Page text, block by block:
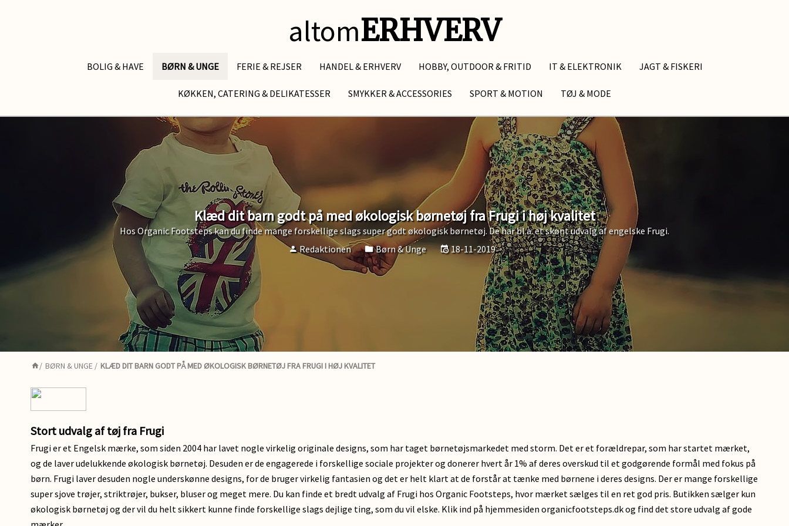
altomERHVERV
BOLIG & HAVE BØRN & UNGE FERIE & REJSER HANDEL & ERHVERV HOBBY, OUTDOOR & FRITID IT & ELEKTRONIK JAGT & FISKERI
KØKKEN, CATERING & DELIKATESSER SMYKKER & ACCESSORIES SPORT & MOTION TØJ & MODE
Klæd dit barn godt på med økologisk børnetøj fra Frugi i høj kvalitet
Hos Organic Footsteps kan du finde mange forskellige slags super godt økologisk børnetøj. De har bl.a. et skønt udvalg af engelske Frugi.
Redaktionen
Børn & Unge 18-11-2019
/ BØRN & UNGE / KLÆD DIT BARN GODT PÅ MED ØKOLOGISK BØRNETØJ FRA FRUGI I HØJ KVALITET
Stort udvalg af tøj fra Frugi
Frugi er et Engelsk mærke, som siden 2004 har lavet nogle virkelig originale designs, som har taget børnetøjsmarkedet med storm. Det er et forældrepar, som har startet mærket,
og de laver udelukkende økologisk børnetøj. Desuden er de engagerede i forskellige sociale projekter og donerer hvert år 1% af deres overskud til et godgørende formål med fokus på
børn. Frugi laver desuden nogle underskønne designs, for de bruger virkelig fantasien og det er helt klart at de forstår at tænke med børnene i deres designs. Der er mange forskellige
super sjove trøjer, striktrøjer, bukser, bluser og meget mere. Du kan finde et bredt udvalg af Frugi hos Organic Footsteps, hvor mærket sælges til en ret god pris. Butikken sælger kun
økologisk børnetøj og der vil du helt sikkert kunne finde forskellige slags dejlige ting, som du vil elske. Klik ind på hjemmesiden organicfootsteps.dk og find det store udvalg af gode